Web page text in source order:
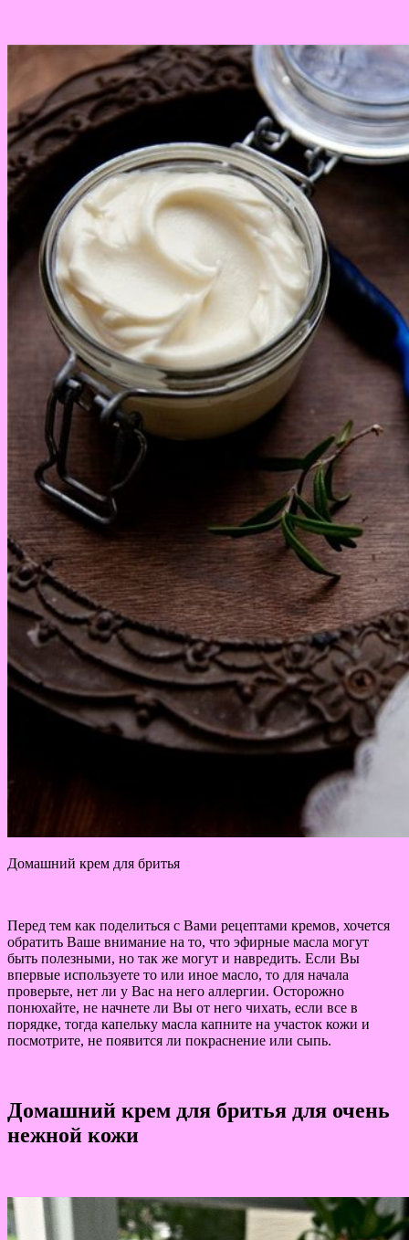
Домашний крем для бритья
Перед тем как поделиться с Вами рецептами кремов, хочется
обратить Ваше внимание на то, что эфирные масла могут
быть полезными, но так же могут и навредить. Если Вы
впервые используете то или иное масло, то для начала
проверьте, нет ли у Вас на него аллергии. Осторожно
понюхайте, не начнете ли Вы от него чихать, если все в
порядке, тогда капельку масла капните на участок кожи и
посмотрите, не появится ли покраснение или сыпь.
Домашний крем для бритья для очень
нежной кожи